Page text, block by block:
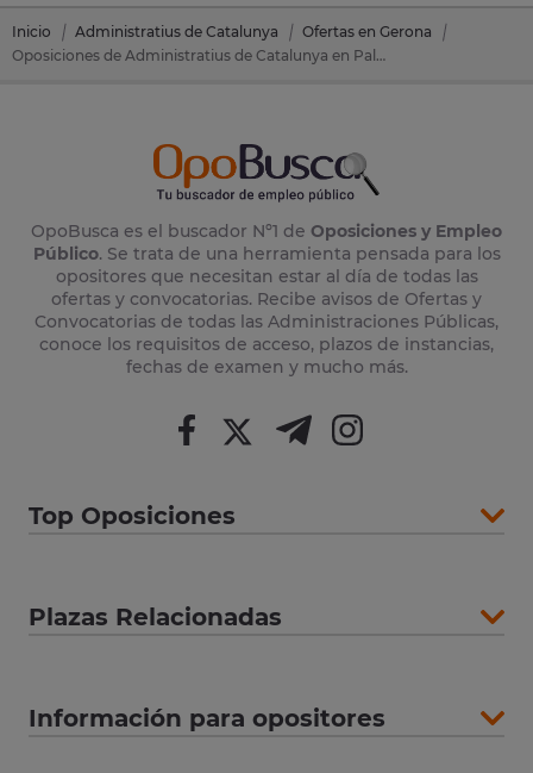
Inicio Administratius de Catalunya
Ofertas en Gerona
Oposiciones de Administratius de Catalunya en Palafrugell (Gerona)
OpoBusca es el buscador Nº1 de Oposiciones y Empleo
Público. Se trata de una herramienta pensada para los
opositores que necesitan estar al día de todas las
ofertas y convocatorias. Recibe avisos de Ofertas y
Convocatorias de todas las Administraciones Públicas,
conoce los requisitos de acceso, plazos de instancias,
fechas de examen y mucho más.
Top Oposiciones
Plazas Relacionadas
Información para opositores